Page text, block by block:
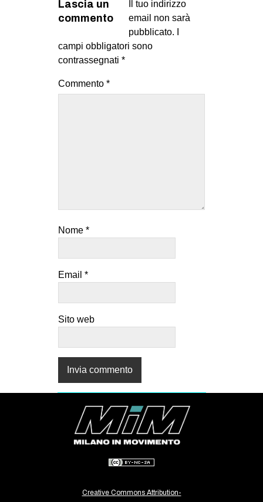
Lascia un
commento
Il tuo indirizzo
email non sarà
pubblicato.
campi obbligatori sono
contrassegnati *
Commento *
Nome *
Email *
Sito web
Creative Commons Attribution-